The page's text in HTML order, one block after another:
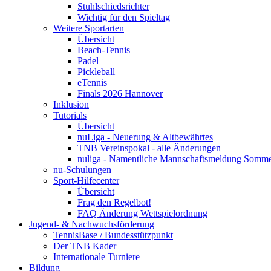
Stuhlschiedsrichter
Wichtig für den Spieltag
Weitere Sportarten
Übersicht
Beach-Tennis
Padel
Pickleball
eTennis
Finals 2026 Hannover
Inklusion
Tutorials
Übersicht
nuLiga - Neuerung & Altbewährtes
TNB Vereinspokal - alle Änderungen
nuliga - Namentliche Mannschaftsmeldung
nu-Schulungen
Sport-Hilfecenter
Übersicht
Frag den Regelbot!
FAQ Änderung Wettspielordnung
Jugend- & Nachwuchsförderung
TennisBase / Bundesstützpunkt
Der TNB Kader
Internationale Turniere
Bildung